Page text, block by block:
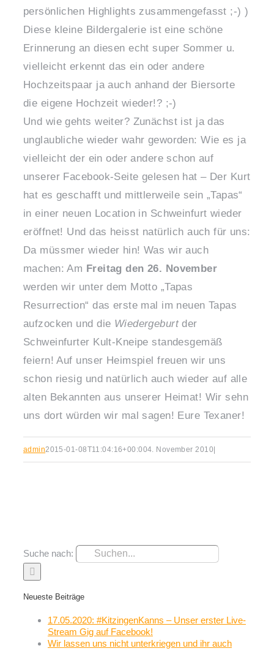
persönlichen Highlights zusammengefasst ;-) )
Diese kleine Bildergalerie ist eine schöne
Erinnerung an diesen echt super Sommer u.
vielleicht erkennt das ein oder andere
Hochzeitspaar ja auch anhand der Biersorte
die eigene Hochzeit wieder!? ;-)
Und wie gehts weiter? Zunächst ist ja das
unglaubliche wieder wahr geworden: Wie es ja
vielleicht der ein oder andere schon auf
unserer Facebook-Seite gelesen hat – Der Kurt
hat es geschafft und mittlerweile sein „Tapas“
in einer neuen Location in Schweinfurt wieder
eröffnet! Und das heisst natürlich auch für uns:
Da müssmer wieder hin! Was wir auch
machen: Am Freitag den 26. November
werden wir unter dem Motto „Tapas
Resurrection“ das erste mal im neuen Tapas
aufzocken und die Wiedergeburtder
Schweinfurter Kult-Kneipe standesgemäß
feiern! Auf unser Heimspiel freuen wir uns
schon riesig und natürlich auch wieder auf alle
alten Bekannten aus unserer Heimat! Wir sehn
uns dort würden wir mal sagen! Eure Texaner!
admin2015-01-08T11:04:16+00:004. November 2010
Suche nach:
Neueste Beiträge
17.05.2020: #KitzingenKanns – Unser erster Live-
Stream Gig auf Facebook!
Wir lassen uns nicht unterkriegen und ihr auch